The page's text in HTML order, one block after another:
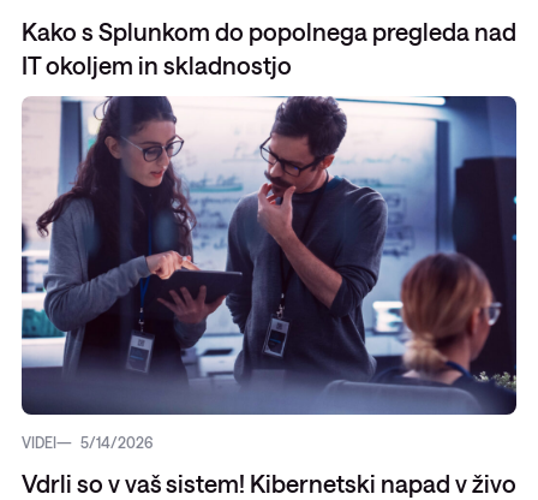
Kako s Splunkom do popolnega pregleda nad
IT okoljem in skladnostjo
VIDEI 5/14/2026
Vdrli so v vaš sistem! Kibernetski napad v živo